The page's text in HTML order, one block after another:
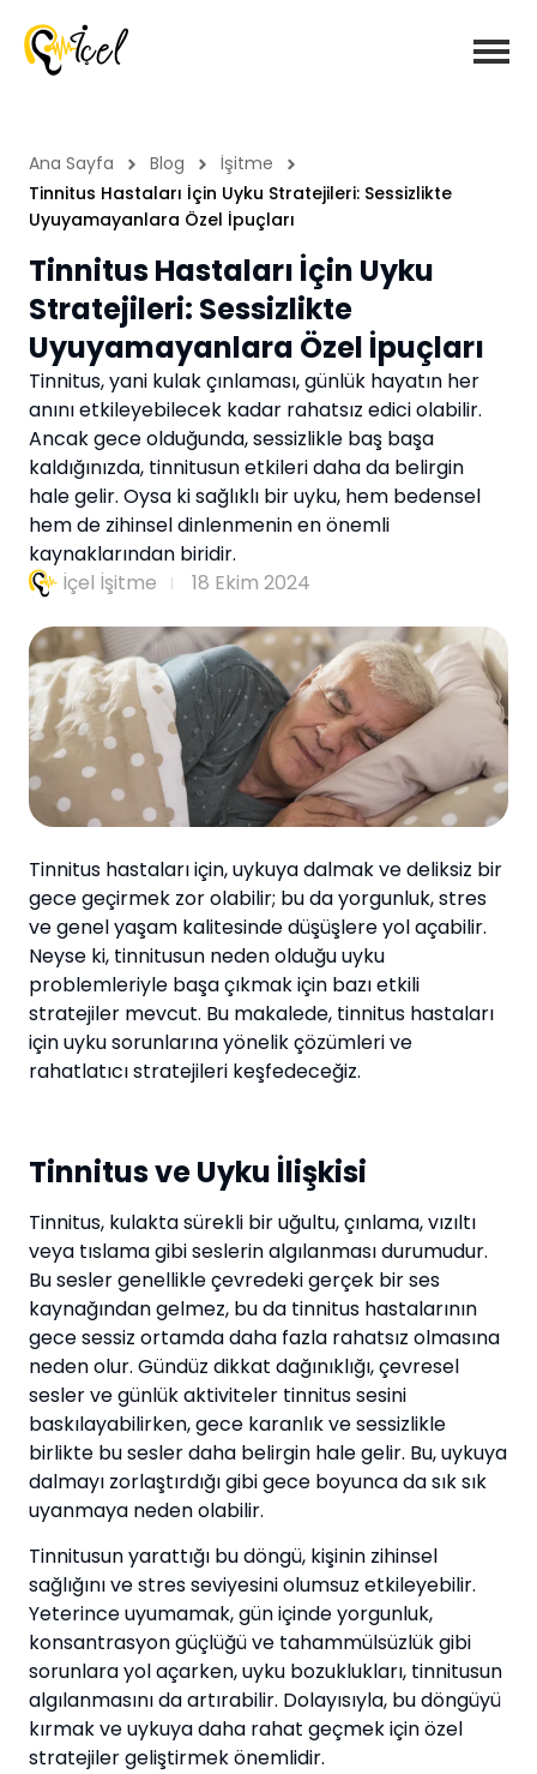
Ana Sayfa Blog
İşitme
Tinnitus Hastaları İçin Uyku Stratejileri: Sessizlikte
Uyuyamayanlara Özel İpuçları
Tinnitus Hastaları İçin Uyku
Stratejileri: Sessizlikte
Uyuyamayanlara Özel İpuçları
Tinnitus, yani kulak çınlaması, günlük hayatın her
anını etkileyebilecek kadar rahatsız edici olabilir.
Ancak gece olduğunda, sessizlikle baş başa
kaldığınızda, tinnitusun etkileri daha da belirgin
hale gelir. Oysa ki sağlıklı bir uyku, hem bedensel
hem de zihinsel dinlenmenin en önemli
kaynaklarından biridir.
İçel İşitme
18 Ekim 2024
Tinnitus hastaları için, uykuya dalmak ve deliksiz bir
gece geçirmek zor olabilir; bu da yorgunluk, stres
ve genel yaşam kalitesinde düşüşlere yol açabilir.
Neyse ki, tinnitusun neden olduğu uyku
problemleriyle başa çıkmak için bazı etkili
stratejiler mevcut. Bu makalede, tinnitus hastaları
için uyku sorunlarına yönelik çözümleri ve
rahatlatıcı stratejileri keşfedeceğiz.
Tinnitus ve Uyku İlişkisi
Tinnitus, kulakta sürekli bir uğultu, çınlama, vızıltı
veya tıslama gibi seslerin algılanması durumudur.
Bu sesler genellikle çevredeki gerçek bir ses
kaynağından gelmez, bu da tinnitus hastalarının
gece sessiz ortamda daha fazla rahatsız olmasına
neden olur. Gündüz dikkat dağınıklığı, çevresel
sesler ve günlük aktiviteler tinnitus sesini
baskılayabilirken, gece karanlık ve sessizlikle
birlikte bu sesler daha belirgin hale gelir. Bu, uykuya
dalmayı zorlaştırdığı gibi gece boyunca da sık sık
uyanmaya neden olabilir.
Tinnitusun yarattığı bu döngü, kişinin zihinsel
sağlığını ve stres seviyesini olumsuz etkileyebilir.
Yeterince uyumamak, gün içinde yorgunluk,
konsantrasyon güçlüğü ve tahammülsüzlük gibi
sorunlara yol açarken, uyku bozuklukları, tinnitusun
algılanmasını da artırabilir. Dolayısıyla, bu döngüyü
kırmak ve uykuya daha rahat geçmek için özel
stratejiler geliştirmek önemlidir.